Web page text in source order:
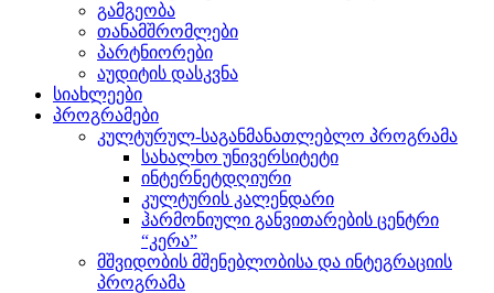
გამგეობა
თანამშრომლები
პარტნიორები
აუდიტის დასკვნა
სიახლეები
პროგრამები
კულტურულ-საგანმანათლებლო პროგრამა
სახალხო უნივერსიტეტი
ინტერნეტდღიური
კულტურის კალენდარი
ჰარმონიული განვითარების ცენტრი
“კერა”
მშვიდობის მშენებლობისა და ინტეგრაციის
პროგრამა